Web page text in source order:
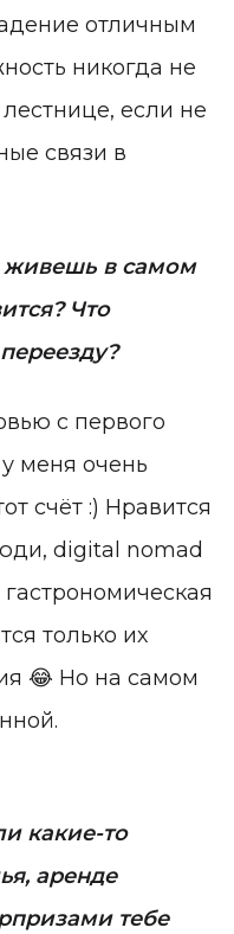
отличным
никогда не
если не
связи в
живешь в самом
Что
с первого
меня очень
счёт :) Нравится
digital nomad
только их
😂 Но на самом
какие-то
аренде
тебе